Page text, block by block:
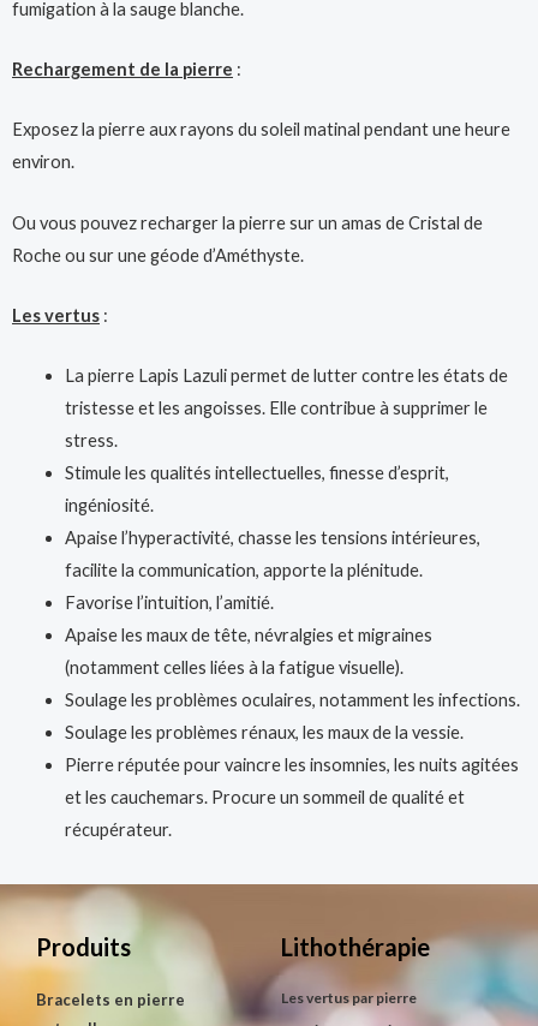
fumigation à la sauge blanche.
Rechargement de la pierre :
Exposez la pierre aux rayons du soleil matinal pendant une heure
environ.
Ou vous pouvez recharger la pierre sur un amas de Cristal de
Roche ou sur une géode d’Améthyste.
Les vertus :
La pierre Lapis Lazuli permet de lutter contre les états de
tristesse et les angoisses. Elle contribue à supprimer le
stress.
Stimule les qualités intellectuelles, finesse d’esprit,
ingéniosité.
Apaise l’hyperactivité, chasse les tensions intérieures,
facilite la communication, apporte la plénitude.
Favorise l’intuition, l’amitié.
Apaise les maux de tête, névralgies et migraines
(notamment celles liées à la fatigue visuelle).
Soulage les problèmes oculaires, notamment les infections.
Soulage les problèmes rénaux, les maux de la vessie.
Pierre réputée pour vaincre les insomnies, les nuits agitées
et les cauchemars. Procure un sommeil de qualité et
récupérateur.
Produits
Bracelets en pierre
Lithothérapie
Les vertus par pierre